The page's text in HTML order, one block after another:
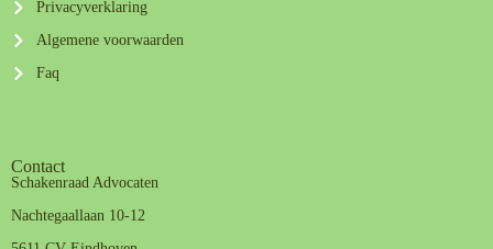
Privacyverklaring
Algemene voorwaarden
Faq
Contact
Schakenraad Advocaten
Nachtegaallaan 10-12